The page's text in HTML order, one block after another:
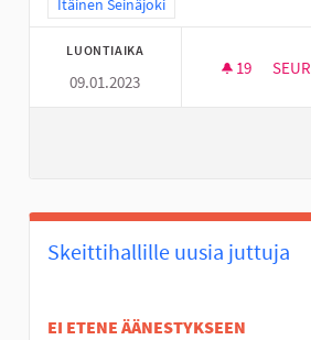
Rajaa tulokset teeman mukaan: Itäinen
Itäinen Seinäjoki
LUONTIAIKA
09.01.2023
19 19
Skeittihallille uusia juttuja
EI ETENE ÄÄNESTYKSEEN